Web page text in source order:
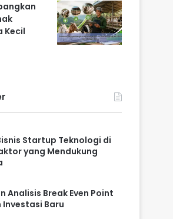
Kecil
Startup Teknologi di
yang Mendukung
Analisis Break Even Point
Baru